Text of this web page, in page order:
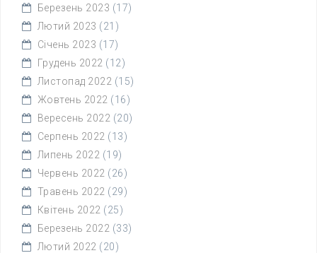
Березень 2023 (17)
Лютий 2023 (21)
Січень 2023 (17)
Грудень 2022 (12)
Листопад 2022 (15)
Жовтень 2022 (16)
Вересень 2022 (20)
Серпень 2022 (13)
Липень 2022 (19)
Червень 2022 (26)
Травень 2022 (29)
Квітень 2022 (25)
Березень 2022 (33)
Лютий 2022 (20)